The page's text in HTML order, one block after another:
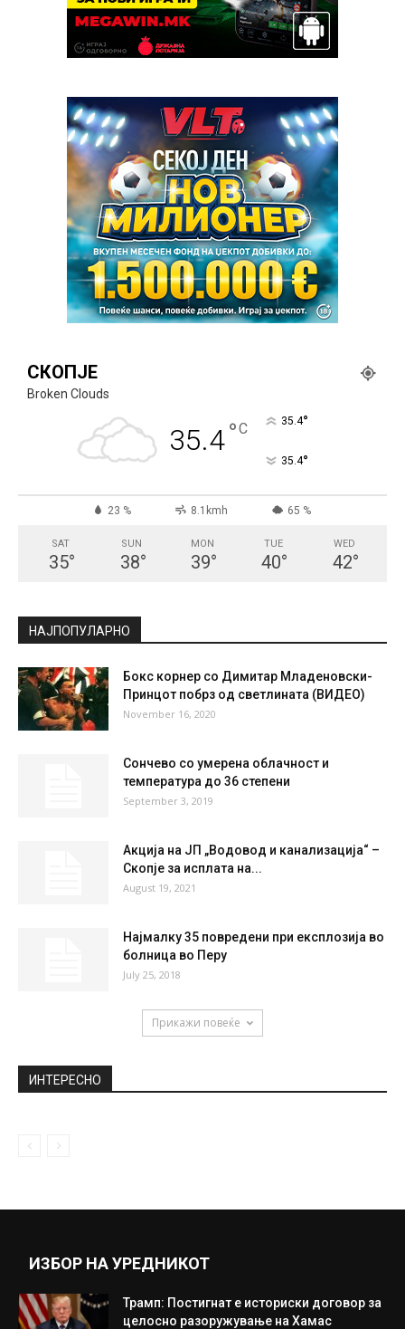
СКОПЈЕ
Broken Clouds
35.4°C 35.4°
35.4°
23 % 8.1kmh 65 %
SAT
35°
SUN
38°
MON
39°
TUE
40°
WED
42°
НАЈПОПУЛАРНО
Бокс корнер со Димитар Младеновски-
Принцот побрз од светлината (ВИДЕО)
November 16, 2020
Сончево со умерена облачност и
температура до 36 степени
September 3, 2019
Акција на ЈП „Водовод и канализација“ –
Скопје за исплата на...
August 19, 2021
Најмалку 35 повредени при експлозија во
болница во Перу
July 25, 2018
Прикажи повеќе
ИНТЕРЕСНО
ИЗБОР НА УРЕДНИКОТ
Трамп: Постигнат е историски договор за
целосно разоружување на Хамас